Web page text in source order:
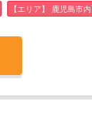
【エリア】 鹿児島市